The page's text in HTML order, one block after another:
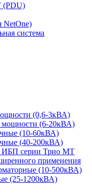
(PDU)
система
(0,6-3кВА)
(6-20кВА)
(10-60кВА)
(40-200кВА)
ИБП серии Трио МТ
применения
(10-500кВА)
(25-1200кВА)